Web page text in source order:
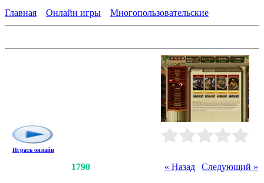
Главная
Онлайн игры Многопользовательские
Играть онлайн
« Назад Следующий »
1790